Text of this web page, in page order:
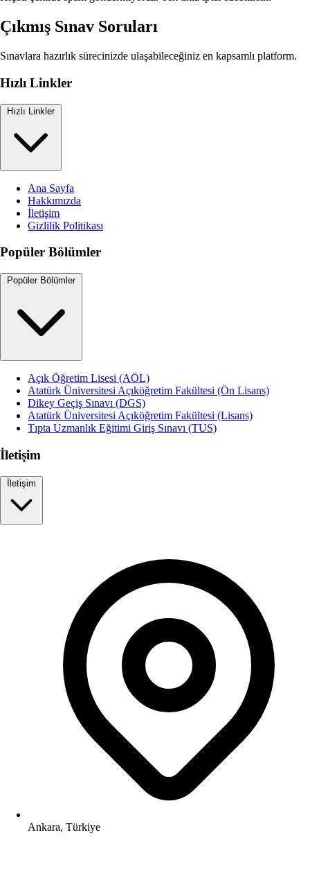
Çıkmış Sınav Soruları
Sınavlara hazırlık sürecinizde ulaşabileceğiniz en kapsamlı platform.
Hızlı Linkler
Hızlı Linkler
Ana Sayfa
Hakkımızda
İletişim
Gizlilik Politikası
Popüler Bölümler
Popüler Bölümler
Açık Öğretim Lisesi (AÖL)
Atatürk Üniversitesi Açıköğretim Fakültesi (Ön Lisans)
Dikey Geçiş Sınavı (DGS)
Atatürk Üniversitesi Açıköğretim Fakültesi (Lisans)
Tıpta Uzmanlık Eğitimi Giriş Sınavı (TUS)
İletişim
İletişim
Ankara, Türkiye